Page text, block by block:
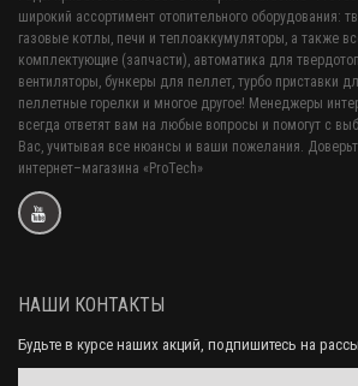
широкий ассортимент отопительного оборудования:
газовые котлы, печи и теплоаккумуляторы, а также
комплектующие (запчасти), автоматика для
вентиляторы, бункеры для пеллет, турбо приставки
пеллетные горелки и многое другое! Менеджеры
всегда ответят вам на любые вопросы и помогут с
Вас, учитывая все нюансы и ваши пожелания.
интернет–магазина «ProTech»
НАШИ КОНТАКТЫ
Будьте в курсе наших акций, подпишитесь на